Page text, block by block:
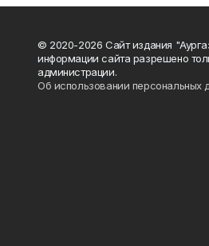
© 2020-2026 Сайт издания
информации сайта разрешено
администрации.
Об использовании персональных